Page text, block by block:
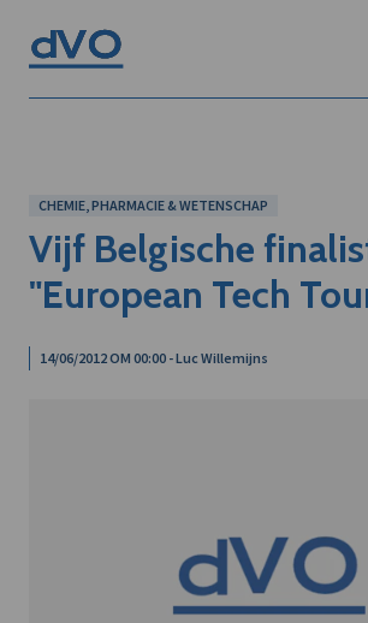
CHEMIE, PHARMACIE & WETENSCHAP
Vijf Belgische
"European Tech
14/06/2012 OM 00:00 - Luc Willemijns